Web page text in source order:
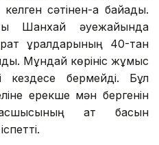
сәтінен-ақ байқадық.
Шанхай әуежайында
құралдарының 40-тан
Мұндай көрініс жұмыс
кездесе бермейді. Бұл
ерекше мән бергенін
ат басын